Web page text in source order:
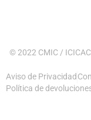
© 2022 CMIC /
Aviso de Privacidad
Política de